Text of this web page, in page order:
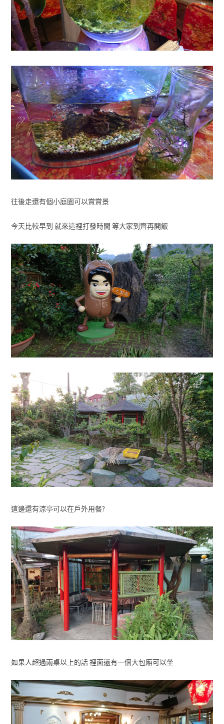
往後走還有個小庭園可以賞賞景
今天比較早到 就來這裡打發時間 等大家到齊再開飯
這邊還有涼亭可以在戶外用餐?
如果人超過兩桌以上的話 裡面還有一個大包廂可以坐